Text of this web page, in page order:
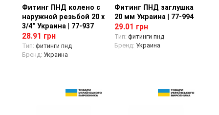
Просмотр товара
Фитинг ПНД колено с
наружной резьбой 20 х
3/4" Украина | 77-937
28.91 грн
Тип: фитинги пнд
Бренд: Украина
Просмотр товара
Фитинг ПНД заглушка
20 мм Украина | 77-994
29.01 грн
Тип: фитинги пнд
Бренд: Украина